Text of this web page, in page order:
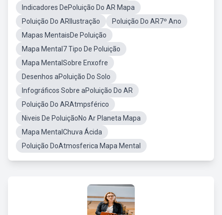
Indicadores DePoluição Do AR Mapa
Poluição Do ARIlustração
Poluição Do AR7º Ano
Mapas MentaisDe Poluição
Mapa Mental7 Tipo De Poluição
Mapa MentalSobre Enxofre
Desenhos aPoluição Do Solo
Infográficos Sobre aPoluição Do AR
Poluição Do ARAtmpsférico
Niveis De PoluiçãoNo Ar Planeta Mapa
Mapa MentalChuva Ácida
Poluição DoAtmosferica Mapa Mental